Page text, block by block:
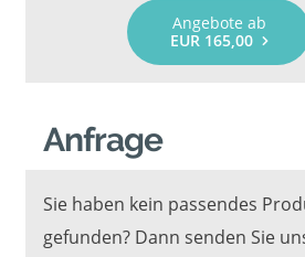
Angebote ab
EUR 165,00
Anfrage
Sie haben kein passendes
gefunden? Dann senden Sie